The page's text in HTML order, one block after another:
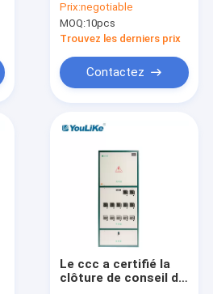
antirouille de conseil
de distribution
Prix:negotiable
MOQ:10pcs
Trouvez les derniers prix
Contactez
Le ccc a certifié la
clôture de conseil de